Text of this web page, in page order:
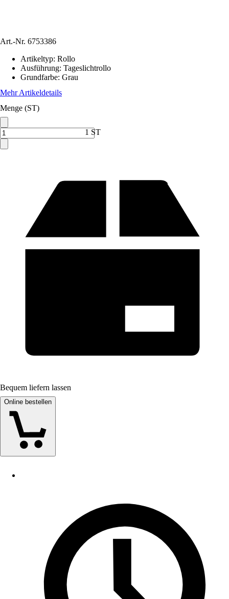
Art.-Nr. 6753386
Artikeltyp: Rollo
Ausführung: Tageslichtrollo
Grundfarbe: Grau
Mehr Artikeldetails
Menge (ST)
1 ST
Bequem liefern lassen
Online bestellen